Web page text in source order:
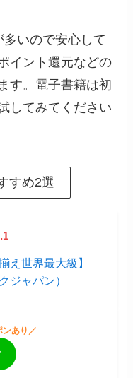
いので安心して
イント還元などの
す。電子書籍は初
してみてください
すめ2選
ンあり／